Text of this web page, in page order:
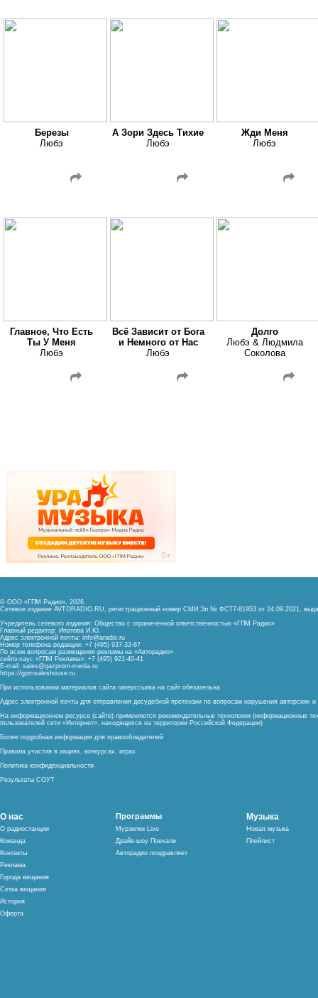
Березы
Любэ
А Зори Здесь Тихие
Любэ
Жди Меня
Любэ
Главное, Что Есть
Ты У Меня
Любэ
Всё Зависит от Бога
и Немного от Нас
Любэ
Долго
Любэ & Людмила
Соколова
© ООО «ГПМ Радио», 2026
Сетевое издание AVTORADIO.RU, регистрационный номер СМИ Эл № ФС77-81953 от 24.09.2021,
Учредитель сетевого издания: Общество с ограниченной ответственностью «ГПМ Радио»
Главный редактор: Ипатова И.Ю.
Адрес электронной почты: info@aradio.ru
Номер телефона редакции: +7 (495) 937-33-67
По всем вопросам размещения рекламы на «Авторадио»
сейлз-хаус «ГПМ Реклама»: +7 (495) 921-40-41
E-mail: sales@gazprom-media.ru
https://gpmsaleshouse.ru
При использовании материалов сайта гиперссылка на сайт обязательна
Адрес электронной почты для отправления досудебной претензии по вопросам нарушения авторских
На информационном ресурсе (сайте) применяются рекомендательные технологии (информационные
пользователей сети «Интернет», находящихся на территории Российской Федерации)
Более подробная информация для правообладателей
Правила участия в акциях, конкурсах, играх
Политика конфиденциальности
Результаты СОУТ
О нас
О радиостанции
Команда
Контакты
Реклама
Города вещания
Сетка вещания
История
Оферта
Программы
Мурзилки Live
Драйв-шоу Поехали
Авторадио поздравляет
Музыка
Новая музыка
Плейлист